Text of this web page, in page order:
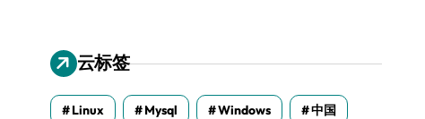
云标签
Linux Mysql Windows 中国